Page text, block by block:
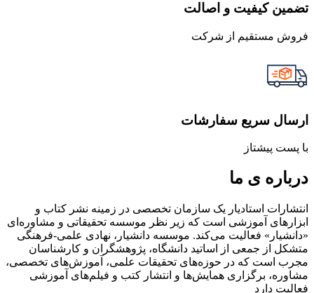
تضمین کیفیت و اصالت
فروش مستقیم از شرکت
ارسال سریع سفارشات
با پست پیشتاز
درباره ی ما
انتشارات استادیار یک سازمان تخصصی در زمینه نشر کتاب و
ابزارهای آموزشی است که زیر نظر موسسه تحقیقاتی و مشاوره‌ای
«دانشیار» فعالیت می‌کند. موسسه دانشیار، نهادی علمی-فرهنگی
متشکل از جمعی از اساتید دانشگاه، پژوهشگران و کارشناسان
مجرب است که در حوزه‌های تحقیقات علمی، آموزش‌های تخصصی،
مشاوره، برگزاری همایش‌ها و انتشار کتب و فیلم‌های آموزشی
فعالیت دارد